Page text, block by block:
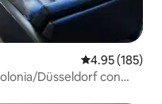
Calificación
4.95 (185)
Düsseldorf con